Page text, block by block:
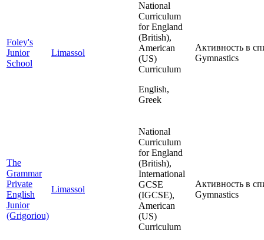
Foley's
Junior
School
Limassol
National
Curriculum
for England
(British),
American
(US)
Curriculum
English,
Greek
Активность в
Gymnastics
The
Grammar
Private
English
Junior
(Grigoriou)
Limassol
National
Curriculum
for England
(British),
International
GCSE
(IGCSE),
American
(US)
Curriculum
Активность в
Gymnastics